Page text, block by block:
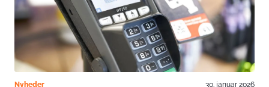
Nyheder 30. januar 2026